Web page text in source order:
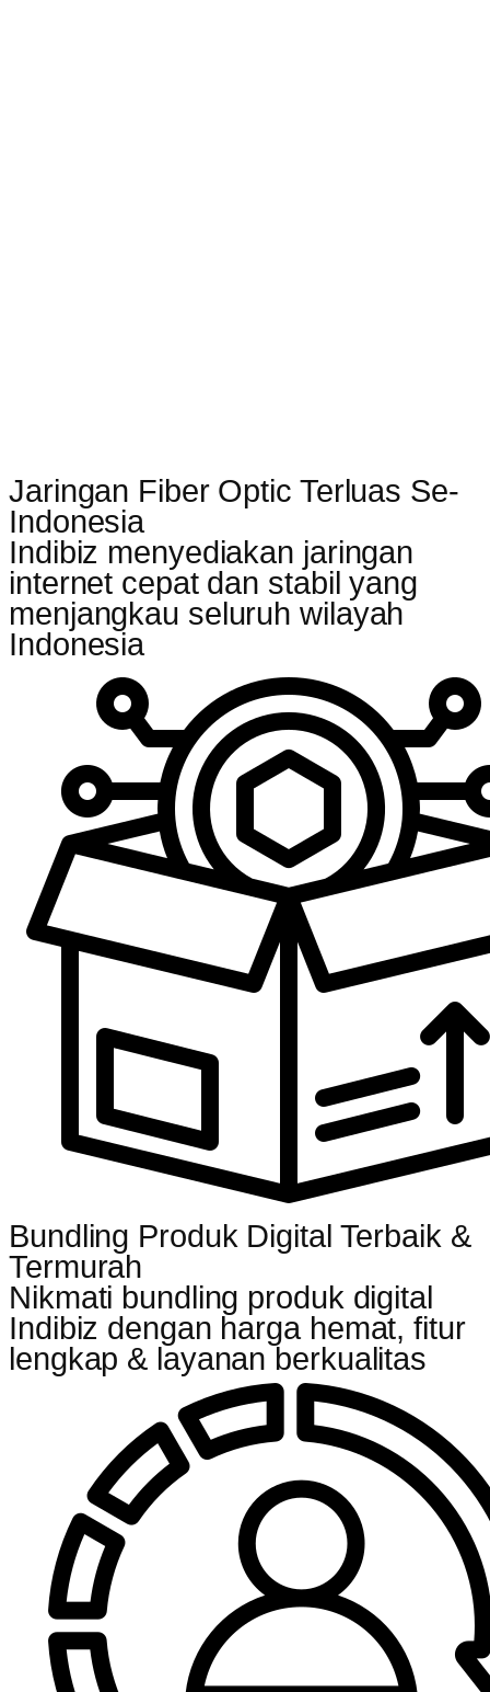
Jaringan Fiber Optic Terluas Se-
Indonesia
Indibiz menyediakan jaringan
internet cepat dan stabil yang
menjangkau seluruh wilayah
Indonesia
Bundling Produk Digital Terbaik &
Termurah
Nikmati bundling produk digital
Indibiz dengan harga hemat, fitur
lengkap & layanan berkualitas